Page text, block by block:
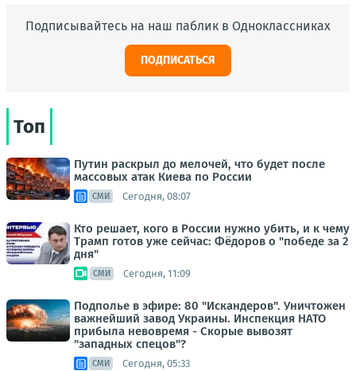
Подписывайтесь на наш паблик в Одноклассниках
ПОДПИСАТЬСЯ
Топ
Путин раскрыл до мелочей, что будет после
массовых атак Киева по России
СМИ Сегодня, 08:07
Кто решает, кого в России нужно убить, и к чему
Трамп готов уже сейчас: Фёдоров о "победе за 2
дня"
СМИ Сегодня, 11:09
Подполье в эфире: 80 "Искандеров". Уничтожен
важнейший завод Украины. Инспекция НАТО
прибыла невовремя - Скорые вывозят
"западных спецов"?
СМИ Сегодня, 05:33